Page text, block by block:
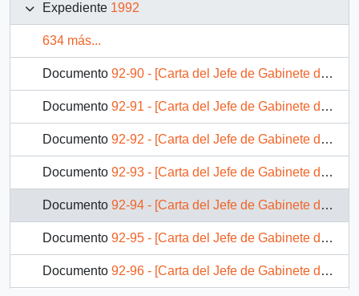
Expediente 1992
634 más...
Documento 92-90 - [Carta del Jefe de Gabinete de la Presidencia a Subsecretario de Desarrollo Regional y Administrativo]
Documento 92-91 - [Carta del Jefe de Gabinete de la Presidencia a Gerente General Codelco División Salvador]
Documento 92-92 - [Carta del Jefe de Gabinete de la Presidencia a Intendente de la VI Región]
Documento 92-93 - [Carta del Jefe de Gabinete de la Presidencia a Gerente General de Correos de Chile]
Documento 92-94 - [Carta del Jefe de Gabinete de la Presidencia al Subsecretario de Educación]
Documento 92-95 - [Carta del Jefe de Gabinete de la Presidencia a Director de Comisión Especial de Pueblos Indígenas]
Documento 92-96 - [Carta del Jefe de Gabinete de la Presidencia a Subsecretario del Interior]